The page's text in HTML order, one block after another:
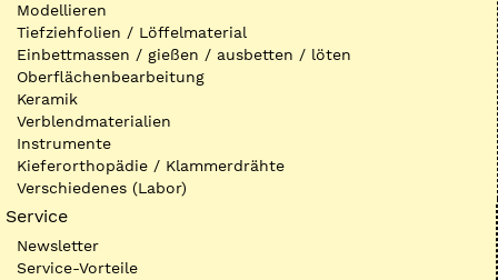
Modellieren
Tiefziehfolien / Löffelmaterial
Einbettmassen / gießen / ausbetten / löten
Oberflächenbearbeitung
Keramik
Verblendmaterialien
Instrumente
Kieferorthopädie / Klammerdrähte
Verschiedenes (Labor)
Service
Newsletter
Service-Vorteile